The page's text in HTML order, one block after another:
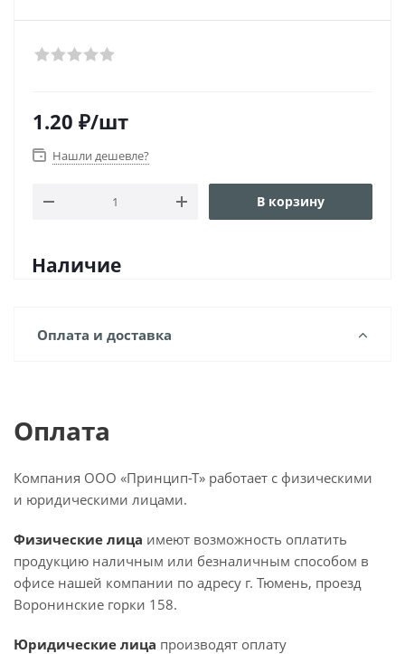
1.20 ₽/шт
Нашли дешевле?
В корзину
Наличие
Оплата и доставка
Оплата
Компания ООО «Принцип-Т» работает с физическими
и юридическими лицами.
Физические лица имеют возможность оплатить
продукцию наличным или безналичным способом в
офисе нашей компании по адресу г. Тюмень, проезд
Воронинские горки 158.
Юридические лица производят оплату